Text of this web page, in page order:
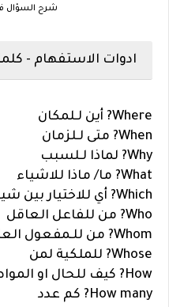
شرح السؤال
ادوات الاستفهام -
Where? أين لـلمكان
When?
متى لـلزمان
Why?
لماذا لـلسبب
What?
ما/ ماذا للاشياء
Which?
أي للاختيار بين
Who?
من للفاعل العاقل
Whom?
من للـمفعول
Whose? للملكية
لمن
How?
كيف للحال او
How many?
كم عدد